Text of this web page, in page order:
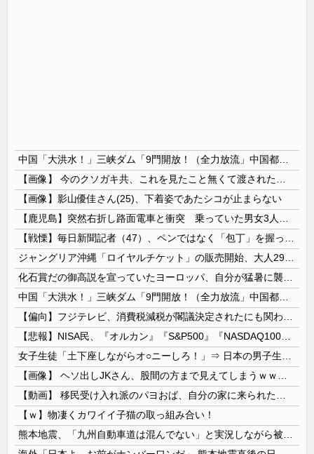
【画像】影山優佳さん(25)、下着姿であたシコが止まらない
【ｗ】物凄くカワイイ子猫の取っ組み合い！